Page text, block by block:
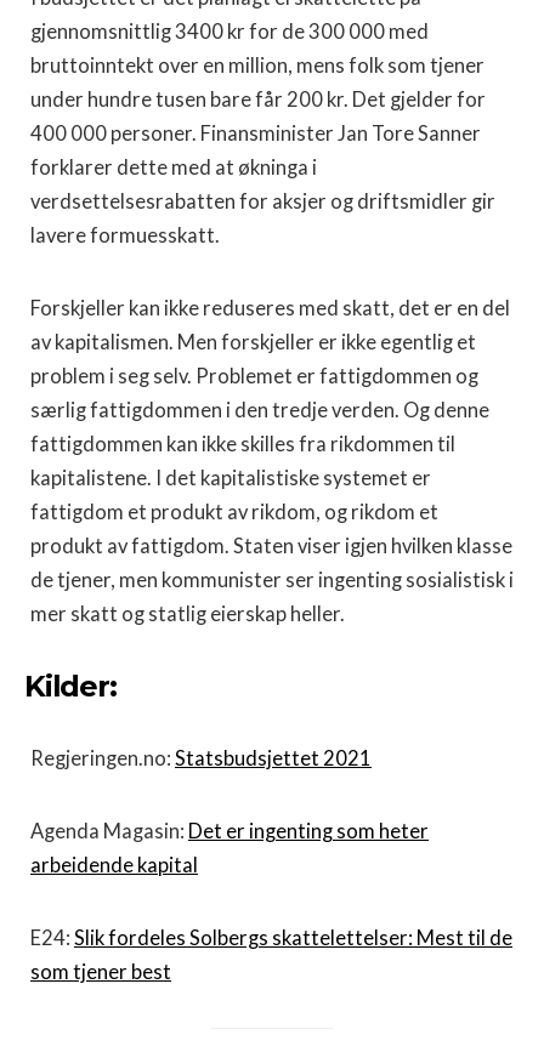
gjennomsnittlig 3400 kr for de 300 000 med
bruttoinntekt over en million, mens folk som tjener
under hundre tusen bare får 200 kr. Det gjelder for
400 000 personer. Finansminister Jan Tore Sanner
forklarer dette med at økninga i
verdsettelsesrabatten for aksjer og driftsmidler gir
lavere formuesskatt.
Forskjeller kan ikke reduseres med skatt, det er en del
av kapitalismen. Men forskjeller er ikke egentlig et
problem i seg selv. Problemet er fattigdommen og
særlig fattigdommen i den tredje verden. Og denne
fattigdommen kan ikke skilles fra rikdommen til
kapitalistene. I det kapitalistiske systemet er
fattigdom et produkt av rikdom, og rikdom et
produkt av fattigdom. Staten viser igjen hvilken klasse
de tjener, men kommunister ser ingenting sosialistisk i
mer skatt og statlig eierskap heller.
Kilder:
Regjeringen.no: Statsbudsjettet 2021
Agenda Magasin: Det er ingenting som heter
arbeidende kapital
E24: Slik fordeles Solbergs skattelettelser: Mest til de
som tjener best